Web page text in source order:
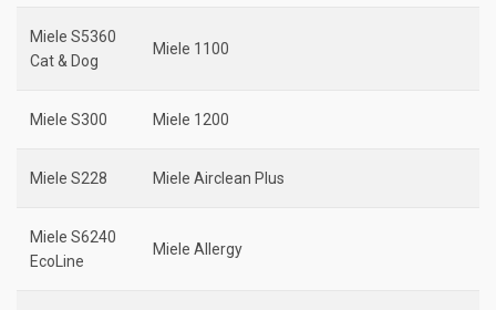
Miele S5360
Cat & Dog
Miele 1100
Miele S300 Miele 1200
Miele S228 Miele Airclean Plus
Miele S6240
EcoLine
Miele Allergy